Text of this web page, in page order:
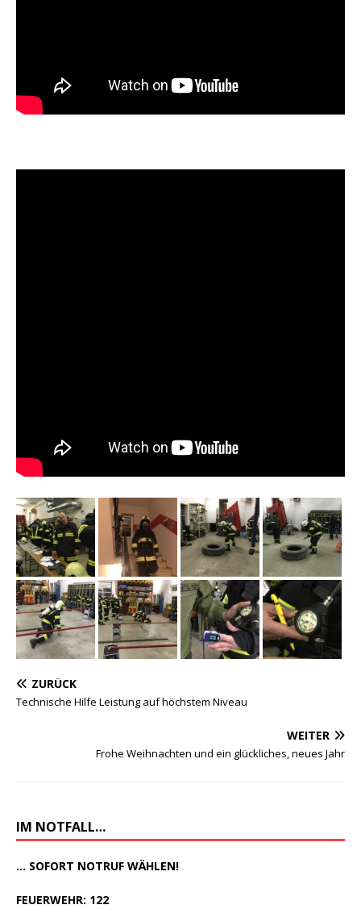
ZURÜCK
Technische Hilfe Leistung auf höchstem Niveau
WEITER
Frohe Weihnachten und ein glückliches, neues Jahr
IM NOTFALL…
... SOFORT NOTRUF WÄHLEN!
FEUERWEHR: 122